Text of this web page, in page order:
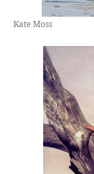
Kate Moss